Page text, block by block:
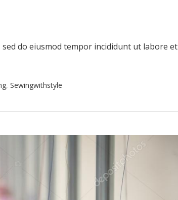
do eiusmod tempor incididunt ut labore et
, Sewingwithstyle